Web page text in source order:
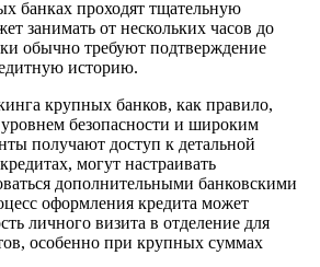
банках проходят тщательную
занимать от нескольких часов до
обычно требуют подтверждение
историю.
крупных банков, как правило,
безопасности и широким
получают доступ к детальной
могут настраивать
дополнительными банковскими
оформления кредита может
личного визита в отделение для
особенно при крупных суммах